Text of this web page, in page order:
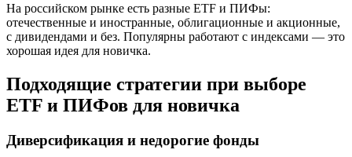
На российском рынке есть разные ETF и ПИФы:
отечественные и иностранные, облигационные и акционные,
с дивидендами и без. Популярны работают с индексами — это
хорошая идея для новичка.
Подходящие стратегии при выборе
ETF и ПИФов для новичка
Диверсификация и недорогие фонды